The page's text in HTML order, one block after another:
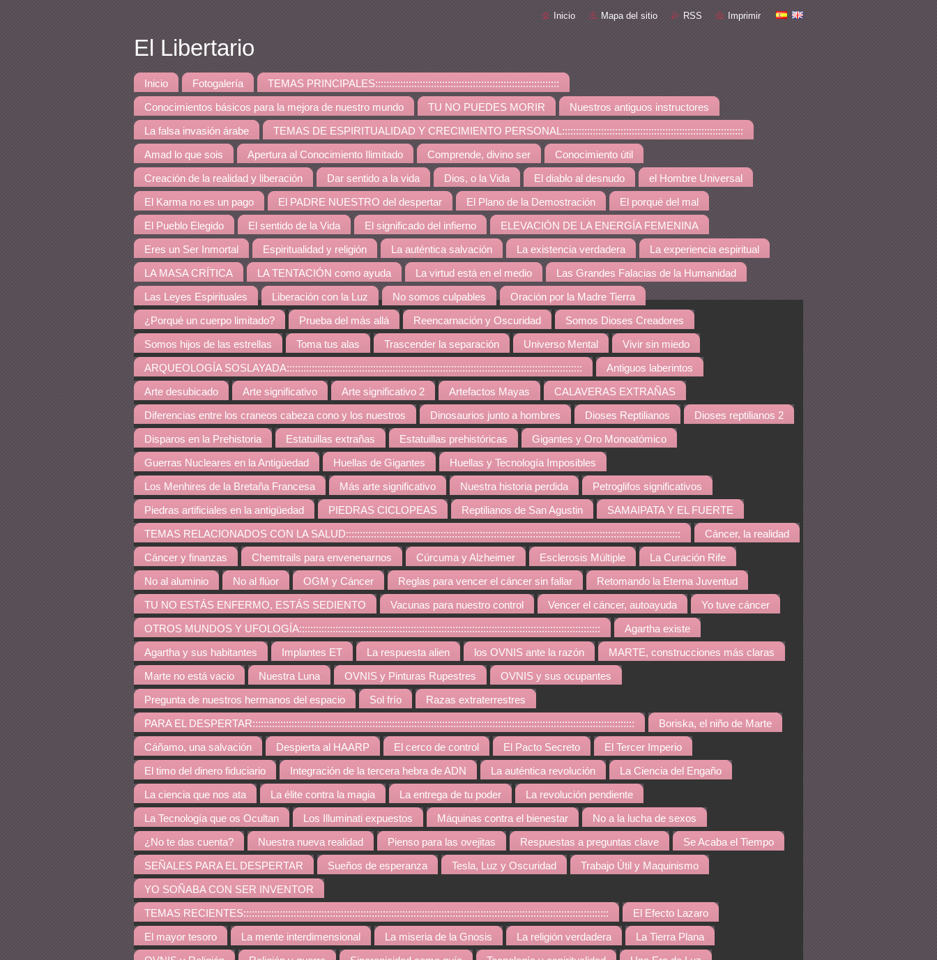
Inicio Mapa del sitio RSS Imprimir
El Libertario
Inicio Fotogalería TEMAS PRINCIPALES::::::::::::::::::::::::::::::::::::::::::::::::::::::::::::::::::
Conocimientos básicos para la mejora de nuestro mundo TU NO PUEDES MORIR Nuestros antiguos instructores
La falsa invasión árabe TEMAS DE ESPIRITUALIDAD Y CRECIMIENTO PERSONAL:::::::::::::::::::::::::::::::::::::::::::::::::::::::::::::::::
Amad lo que sois Apertura al Conocimiento Ilimitado Comprende, divino ser Conocimiento útil
Creación de la realidad y liberación Dar sentido a la vida Dios, o la Vida El diablo al desnudo el Hombre Universal
El Karma no es un pago El PADRE NUESTRO del despertar El Plano de la Demostración El porqué del mal
El Pueblo Elegido El sentido de la Vida El significado del infierno ELEVACIÓN DE LA ENERGÍA FEMENINA
Eres un Ser Inmortal Espiritualidad y religión La auténtica salvación La existencia verdadera La experiencia espiritual
LA MASA CRÍTICA LA TENTACIÓN como ayuda La virtud está en el medio Las Grandes Falacias de la Humanidad
Las Leyes Espirituales Liberación con la Luz No somos culpables Oración por la Madre Tierra
¿Porqué un cuerpo limitado? Prueba del más allá Reencarnación y Oscuridad Somos Dioses Creadores
Somos hijos de las estrellas Toma tus alas Trascender la separación Universo Mental Vivir sin miedo
ARQUEOLOGÍA SOSLAYADA:::::::::::::::::::::::::::::::::::::::::::::::::::::::::::::::::::::::::::::::::::::::::::::::::::::::::: Antiguos laberintos
Arte desubicado Arte significativo Arte significativo 2 Artefactos Mayas CALAVERAS EXTRAÑAS
Diferencias entre los craneos cabeza cono y los nuestros Dinosaurios junto a hombres Dioses Reptilianos Dioses reptilianos 2
Disparos en la Prehistoria Estatuillas extrañas Estatuillas prehistóricas Gigantes y Oro Monoatómico
Guerras Nucleares en la Antigüedad Huellas de Gigantes Huellas y Tecnología Imposibles
Los Menhires de la Bretaña Francesa Más arte significativo Nuestra historia perdida Petroglifos significativos
Piedras artificiales en la antigüedad PIEDRAS CICLOPEAS Reptilianos de San Agustin SAMAIPATA Y EL FUERTE
TEMAS RELACIONADOS CON LA SALUD:::::::::::::::::::::::::::::::::::::::::::::::::::::::::::::::::::::::::::::::::::::::::::::::::::::::::::::::::::::::: Cáncer, la realidad
Cáncer y finanzas Chemtrails para envenenarnos Cúrcuma y Alzheimer Esclerosis Múltiple La Curación Rife
No al aluminio No al flúor OGM y Cáncer Reglas para vencer el cáncer sin fallar Retomando la Eterna Juventud
TU NO ESTÁS ENFERMO, ESTÁS SEDIENTO Vacunas para nuestro control Vencer el cáncer, autoayuda Yo tuve cáncer
OTROS MUNDOS Y UFOLOGÍA:::::::::::::::::::::::::::::::::::::::::::::::::::::::::::::::::::::::::::::::::::::::::::::::::::::::::::: Agartha existe
Agartha y sus habitantes Implantes ET La respuesta alien los OVNIS ante la razón MARTE, construcciones más claras
Marte no está vacio Nuestra Luna OVNIS y Pinturas Rupestres OVNIS y sus ocupantes
Pregunta de nuestros hermanos del espacio Sol frío Razas extraterrestres
PARA EL DESPERTAR::::::::::::::::::::::::::::::::::::::::::::::::::::::::::::::::::::::::::::::::::::::::::::::::::::::::::::::::::::::::::::::::::::::::: Boriska, el niño de Marte
Cáñamo, una salvación Despierta al HAARP El cerco de control El Pacto Secreto El Tercer Imperio
El timo del dinero fiduciario Integración de la tercera hebra de ADN La auténtica revolución La Ciencia del Engaño
La ciencia que nos ata La élite contra la magia La entrega de tu poder La revolución pendiente
La Tecnología que os Ocultan Los Illuminati expuestos Máquinas contra el bienestar No a la lucha de sexos
¿No te das cuenta? Nuestra nueva realidad Pienso para las ovejitas Respuestas a preguntas clave Se Acaba el Tiempo
SEÑALES PARA EL DESPERTAR Sueños de esperanza Tesla, Luz y Oscuridad Trabajo Útil y Maquinismo
YO SOÑABA CON SER INVENTOR
TEMAS RECIENTES::::::::::::::::::::::::::::::::::::::::::::::::::::::::::::::::::::::::::::::::::::::::::::::::::::::::::::::::::::::::::::::::::: El Efecto Lazaro
El mayor tesoro La mente interdimensional La miseria de la Gnosis La religión verdadera La Tierra Plana